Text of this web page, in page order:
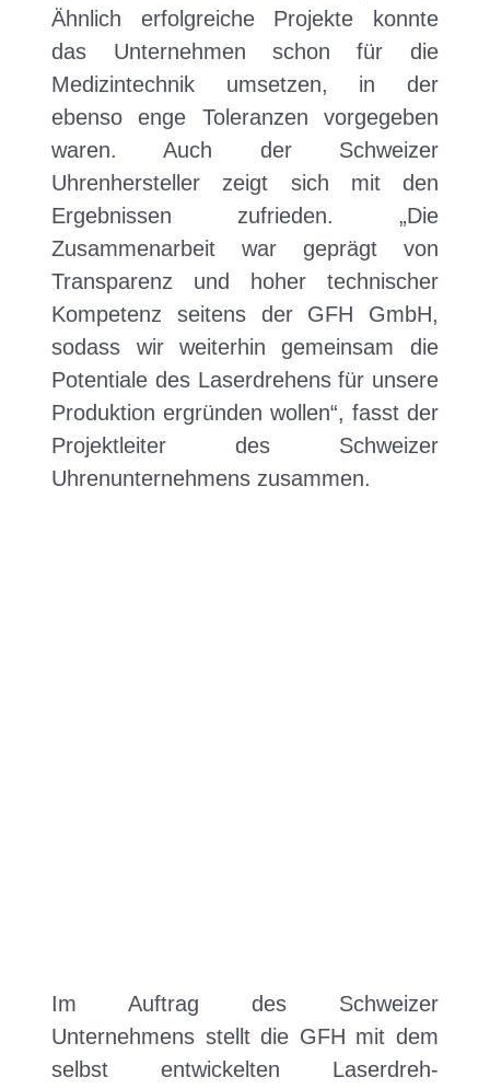
Ähnlich erfolgreiche Projekte konnte
das Unternehmen schon für die
Medizintechnik umsetzen, in der
ebenso enge Toleranzen vorgegeben
waren. Auch der Schweizer
Uhrenhersteller zeigt sich mit den
Ergebnissen zufrieden. „Die
Zusammenarbeit war geprägt von
Transparenz und hoher technischer
Kompetenz seitens der GFH GmbH,
sodass wir weiterhin gemeinsam die
Potentiale des Laserdrehens für unsere
Produktion ergründen wollen“, fasst der
Projektleiter des Schweizer
Uhrenunternehmens zusammen.
Im Auftrag des Schweizer
Unternehmens stellt die GFH mit dem
selbst entwickelten Laserdreh-